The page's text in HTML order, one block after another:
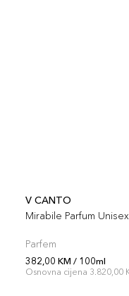
V CANTO
Mirabile Parfum
Parfem
382,00 KM / 100ml
Osnovna cijena 3.820,00